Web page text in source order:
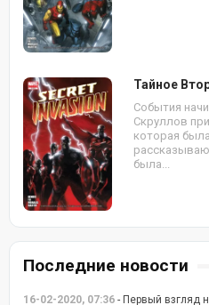
Тайное
События
Скруллов
которая
была...
Последние новости
16-02-2020, 07:36 - Первый взгляд